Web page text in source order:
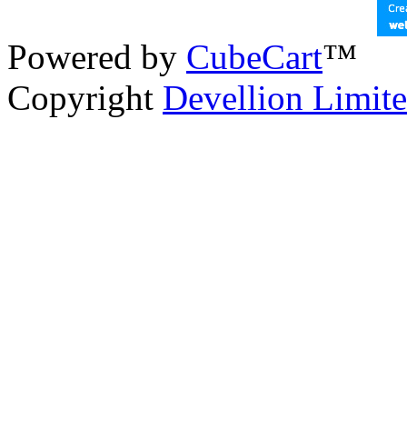
Powered by CubeCart™
Copyright Devellion